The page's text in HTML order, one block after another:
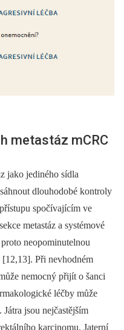
metastáz mCRC
jako jediného sídla
dlouhodobé kontroly
spočívajícím ve
metastáz a systémové
neopominutelnou
[12,13]. Při nevhodném
nemocný přijít o šanci
léčby může
jsou nejčastějším
karcinomu. Jaterní